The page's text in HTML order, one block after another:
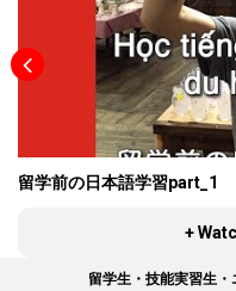
WORK [iconpress id="local_1803"
size:22px;" ]
size:22px;"
ワーク（
MPKEN（
興産は
を有効
るよう
す。 多言語で情報発信 WA.SA.Bi.は、さまざ
まな国
ための
国語、
シア語
に、就
選んだ
す。 ②大学・学校が取りまとめ 学校が窓口と
なり、
学金支給団
学校が
学校の
いです
名） 私
うな奨
外国人
文部科
には、
特徴は
学金す
学する
育費：
航費：往復航
活に困ら
者）向
ヤング
留学前の日本語学習part_1
+
留学生・技能実習生